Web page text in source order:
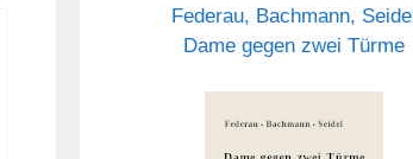
Federau, Bachmann, Seidel
Dame gegen zwei Türme